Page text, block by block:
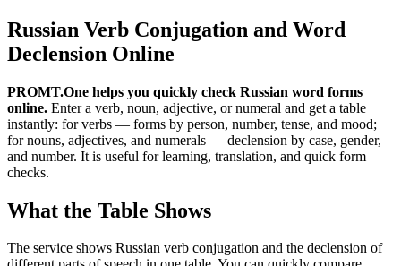
Russian Verb Conjugation and Word
Declension Online
PROMT.One helps you quickly check Russian word forms
online. Enter a verb, noun, adjective, or numeral and get a table
instantly: for verbs — forms by person, number, tense, and mood;
for nouns, adjectives, and numerals — declension by case, gender,
and number. It is useful for learning, translation, and quick form
checks.
What the Table Shows
The service shows Russian verb conjugation and the declension of